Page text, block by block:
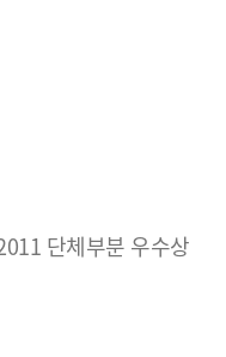
단체부분 우수상